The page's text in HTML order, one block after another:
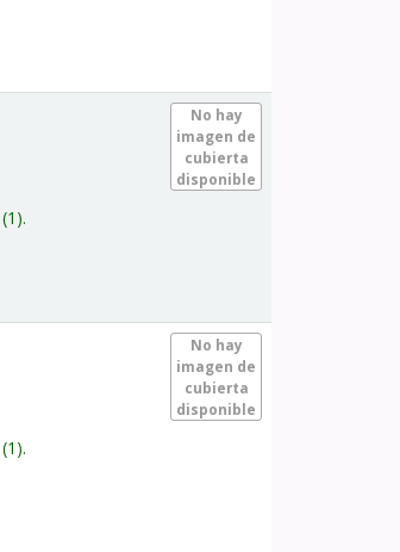
No hay
imagen de
cubierta
disponible
(1).
No hay
imagen de
cubierta
disponible
(1).